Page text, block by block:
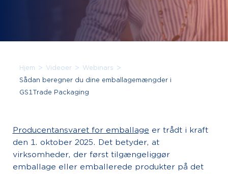
Hjem > Videoer > Webinars >
Sådan beregner du dine emballagemængder i
GS1Trade Packaging
Producentansvaret for emballage er trådt i kraft
den 1. oktober 2025. Det betyder, at
virksomheder, der først tilgængeliggør
emballage eller emballerede produkter på det